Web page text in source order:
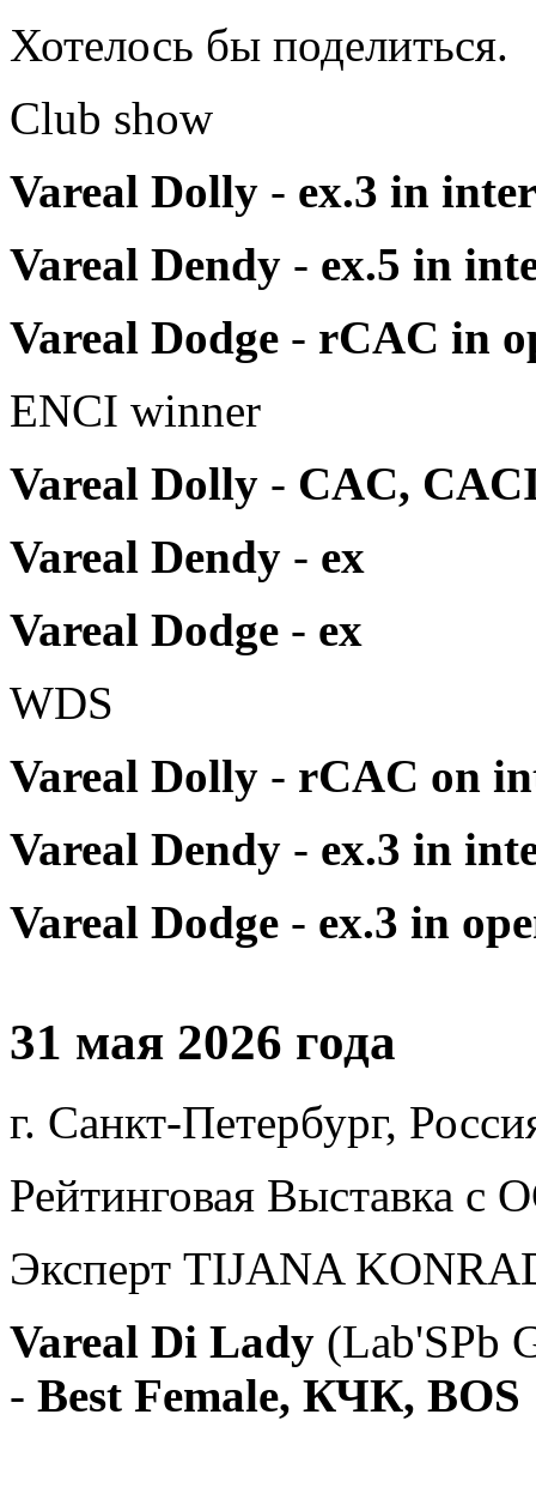
Хотелось бы поделиться.
Club show
Vareal Dolly - ex.3 in
Vareal Dendy - ex.5 in
Vareal Dodge - rCAC in
ENCI winner
Vareal Dolly - CAC,
Vareal Dendy - ex
Vareal Dodge - ex
WDS
Vareal Dolly - rCAC on
Vareal Dendy - ex.3 in
Vareal Dodge - ex.3 in
31 мая 2026 года
г. Санкт-Петербург,
Рейтинговая Выставка с
Эксперт TIJANA
Vareal Di Lady (Lab'SPb
- Best Female, КЧК,